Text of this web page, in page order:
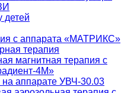
детей
с аппарата «МАТРИКС»
терапия
магнитная терапия с
4М»
аппарате УВЧ-30.03